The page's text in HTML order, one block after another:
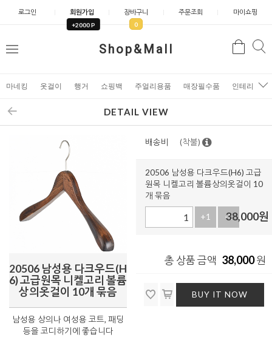
로그인 회원가입
+2000 P
장바구니
0
주문조회 마이쇼핑
Shop&Mall
메
검
마네킹 옷걸이 행거 쇼핑백 주얼리용품 매장필수품 인테리어소
DETAIL VIEW
20506 남성용 다크우드(H
6) 고급원목 니켈고리 볼륨
상의옷걸이 10개 묶음
남성용 상의나 여성용 코트, 패딩
등을 코디하기에 좋습니다
배송비 (착불)
20506 남성용 다크우드(H6) 고급
원목 니켈고리 볼륨상의옷걸이 10
개 묶음
+1 -1
38,000원
총 상품 금액 38,000원
BUY IT NOW